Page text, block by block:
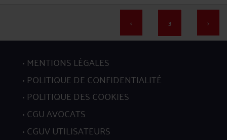
< 3 >
MENTIONS LÉGALES
POLITIQUE DE CONFIDENTIALITÉ
POLITIQUE DES COOKIES
CGU AVOCATS
CGUV UTILISATEURS